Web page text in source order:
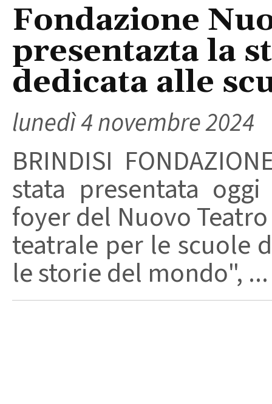
Fondazione
presentazta la
dedicata alle
lunedì 4 novembre 2024
BRINDISI
stata presentata
foyer del Nuovo
teatrale per le scuole
le storie del mondo", ...